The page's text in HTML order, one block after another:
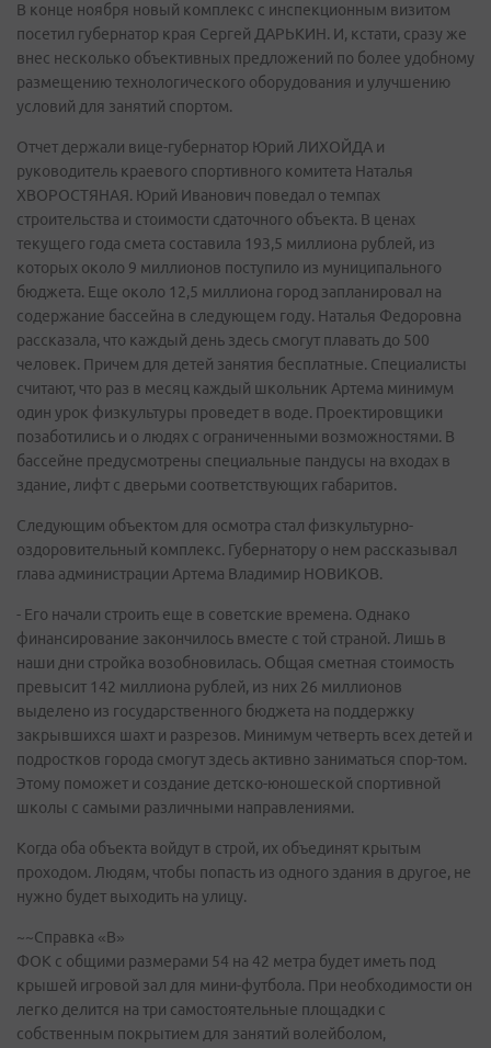
В конце ноября новый комплекс с инспекционным визитом
посетил губернатор края Сергей ДАРЬКИН. И, кстати, сразу же
внес несколько объективных предложений по более удобному
размещению технологического оборудования и улучшению
условий для занятий спортом.
Отчет держали вице-губернатор Юрий ЛИХОЙДА и
руководитель краевого спортивного комитета Наталья
ХВОРОСТЯНАЯ. Юрий Иванович поведал о темпах
строительства и стоимости сдаточного объекта. В ценах
текущего года смета составила 193,5 миллиона рублей, из
которых около 9 миллионов поступило из муниципального
бюджета. Еще около 12,5 миллиона город запланировал на
содержание бассейна в следующем году. Наталья Федоровна
рассказала, что каждый день здесь смогут плавать до 500
человек. Причем для детей занятия бесплатные. Специалисты
считают, что раз в месяц каждый школьник Артема минимум
один урок физкультуры проведет в воде. Проектировщики
позаботились и о людях с ограниченными возможностями. В
бассейне предусмотрены специальные пандусы на входах в
здание, лифт с дверьми соответствующих габаритов.
Следующим объектом для осмотра стал физкультурно-
оздоровительный комплекс. Губернатору о нем рассказывал
глава администрации Артема Владимир НОВИКОВ.
- Его начали строить еще в советские времена. Однако
финансирование закончилось вместе с той страной. Лишь в
наши дни стройка возобновилась. Общая сметная стоимость
превысит 142 миллиона рублей, из них 26 миллионов
выделено из государственного бюджета на поддержку
закрывшихся шахт и разрезов. Минимум четверть всех детей и
подростков города смогут здесь активно заниматься спор-том.
Этому поможет и создание детско-юношеской спортивной
школы с самыми различными направлениями.
Когда оба объекта войдут в строй, их объединят крытым
проходом. Людям, чтобы попасть из одного здания в другое, не
нужно будет выходить на улицу.
~~Справка «В»
ФОК с общими размерами 54 на 42 метра будет иметь под
крышей игровой зал для мини-футбола. При необходимости он
легко делится на три самостоятельные площадки с
собственным покрытием для занятий волейболом,